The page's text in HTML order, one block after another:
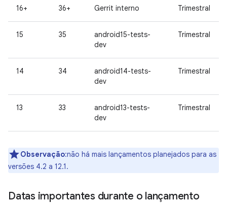
16+ 36+ Gerrit interno Trimestral
15 35
android15-tests-
dev
Trimestral
14 34
android14-tests-
dev
Trimestral
13 33
android13-tests-
dev
Trimestral
Observação:não há mais lançamentos planejados para as
versões 4.2 a 12.1.
Datas importantes durante o lançamento